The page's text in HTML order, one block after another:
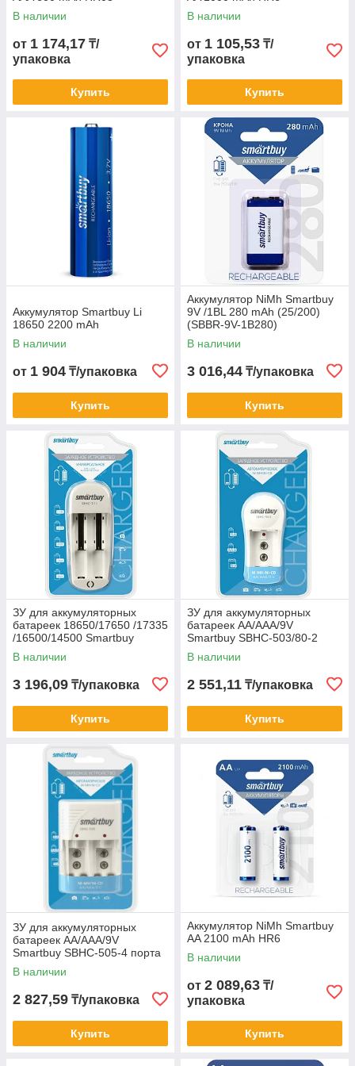
В наличии
от 1 174,17 ₸/
упаковка
Купить
В наличии
от 1 105,53 ₸/
упаковка
Купить
Аккумулятор Smartbuy Li
18650 2200 mAh
В наличии
от 1 904 ₸/упаковка
Купить
Аккумулятор NiMh Smartbuy
9V /1BL 280 mAh (25/200)
(SBBR-9V-1B280)
В наличии
3 016,44 ₸/упаковка
Купить
ЗУ для аккумуляторных
батареек 18650/17650 /17335
/16500/14500 Smartbuy
SBHC-511/50-2 порта
В наличии
3 196,09 ₸/упаковка
Купить
ЗУ для аккумуляторных
батареек AA/AAA/9V
Smartbuy SBHC-503/80-2
порта
В наличии
2 551,11 ₸/упаковка
Купить
ЗУ для аккумуляторных
батареек AA/AAA/9V
Smartbuy SBHC-505-4 порта
В наличии
2 827,59 ₸/упаковка
Купить
Аккумулятор NiMh Smartbuy
AA 2100 mAh HR6
В наличии
от 2 089,63 ₸/
упаковка
Купить